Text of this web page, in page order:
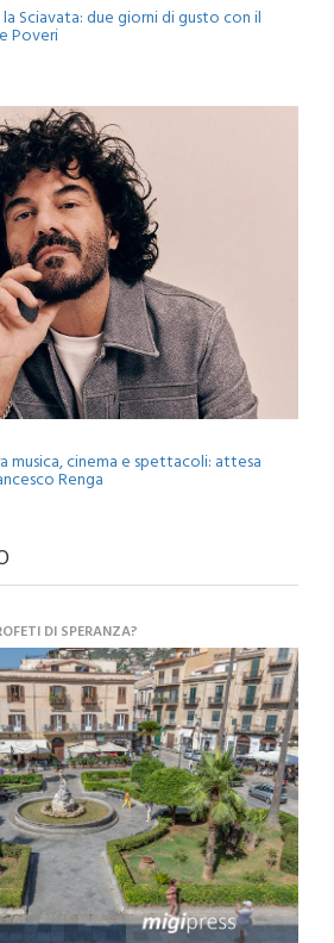
Sciavata: due giorni di gusto con il
cinema e spettacoli: attesa
DI SPERANZA?